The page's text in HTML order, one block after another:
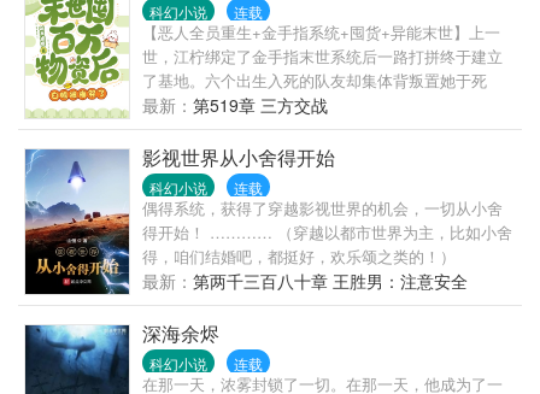
科幻小说 连载
【恶人全员重生+金手指系统+囤货+异能末世】上一
世，江柠绑定了金手指末世系统后一路打拼终于建立
了基地。六个出生入死的队友却集体背叛置她于死
地。渣男友：我是双系异能强者，护你救你数次，你
配不上这个位置。塑料闺蜜：我已经是高级治疗师，
人人都有求于我，我不要别的，只想独占临潇哥，你
活该！白眼狼堂弟：强者为尊，像你这样没用的人的
确不该留。关键时刻，江柠选择了拉着他们同归于
尽……重活一世的她发现六个渣队友也都重生回了末
世前。只是这一世江柠选择了独善其身。她囤货零元
购，顺便升级系统。丧尸来了更不怕，她能打能跑还
有安全屋。前队友终于意识到了：“没你不行！”江
柠：“死路已经为你们铺好了，滚~”
最新： 第519章 三方交战
影视世界从小舍得开始
科幻小说 连载
偶得系统，获得了穿越影视世界的机会，一切从小舍
得开始！ ………… （穿越以都市世界为主，比如小舍
得，咱们结婚吧，都挺好，欢乐颂之类的！）
最新： 第两千三百八十章 王胜男：注意安全
深海余烬
科幻小说 连载
在那一天，浓雾封锁了一切。在那一天，他成为了一